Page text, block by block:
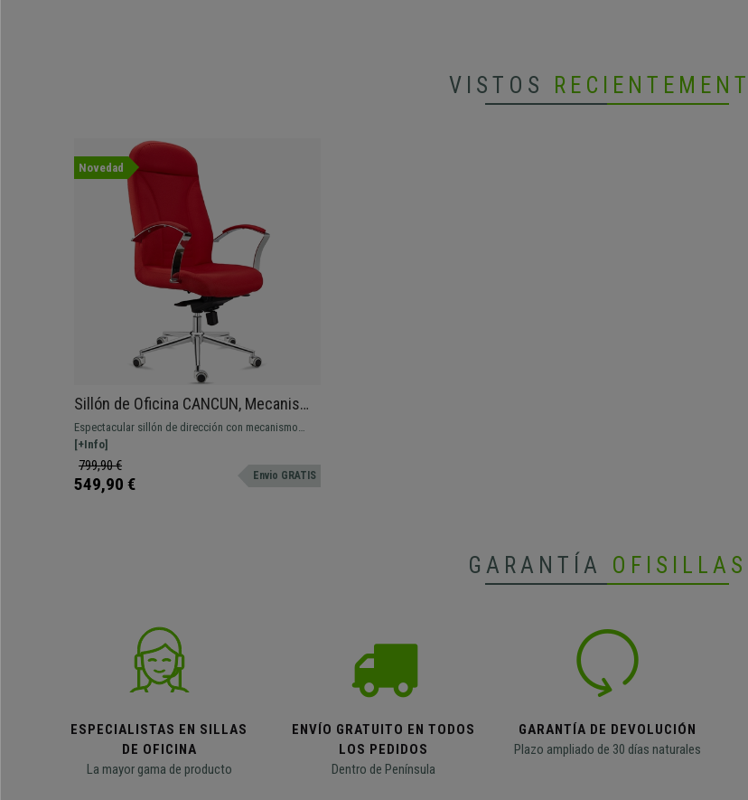
VISTOS
Novedad
Sillón de Oficina CANCUN, Mecanismo
Basculante, Respaldo Alto, en Tela
Roja
Espectacular sillón de dirección con mecanismo
basculante. Impecable diseño y acabados, lujo y
comodidad al mejor precio.
[+Info]
799,90 €
549,90 € Envio GRATIS
GARANTÍA OFISILLAS
ESPECIALISTAS EN SILLAS
DE OFICINA
La mayor gama de producto
ENVÍO GRATUITO EN TODOS
LOS PEDIDOS
Dentro de Península
GARANTÍA DE DEVOLUCIÓN
Plazo ampliado de 30 días naturales